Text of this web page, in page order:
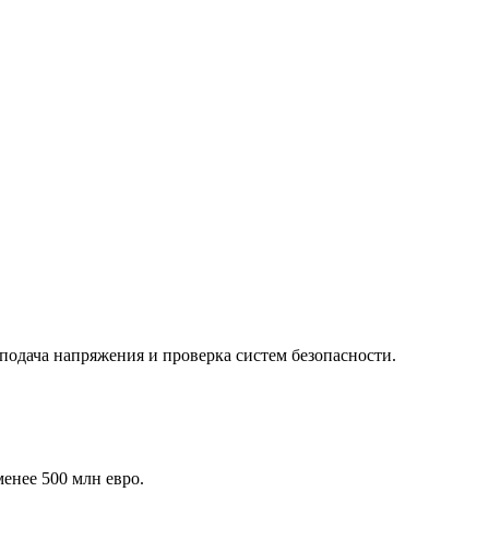
напряжения и проверка систем безопасности.
500 млн евро.